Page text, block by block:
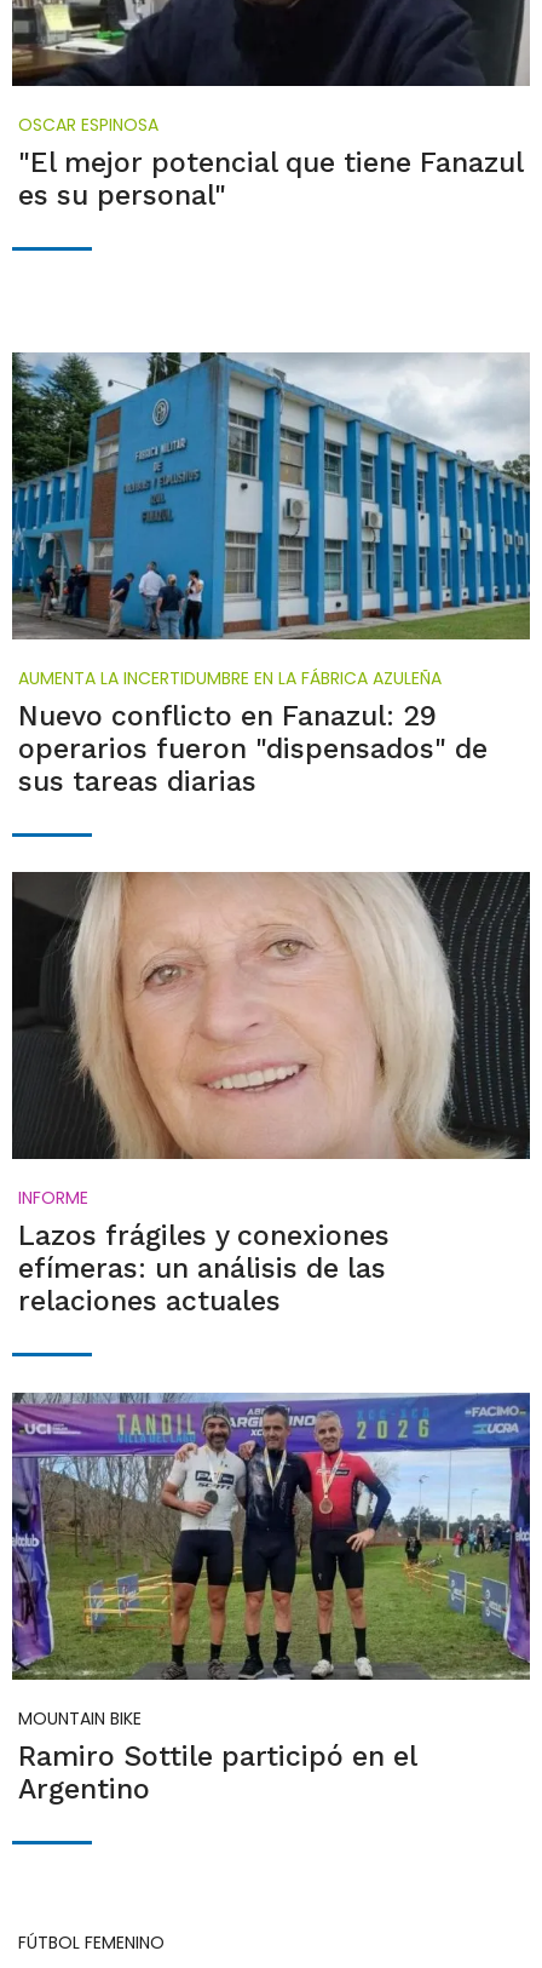
OSCAR ESPINOSA
"El mejor potencial que tiene Fanazul
es su personal"
AUMENTA LA INCERTIDUMBRE EN LA FÁBRICA AZULEÑA
Nuevo conflicto en Fanazul: 29
operarios fueron "dispensados" de
sus tareas diarias
INFORME
Lazos frágiles y conexiones
efímeras: un análisis de las
relaciones actuales
MOUNTAIN BIKE
Ramiro Sottile participó en el
Argentino
FÚTBOL FEMENINO